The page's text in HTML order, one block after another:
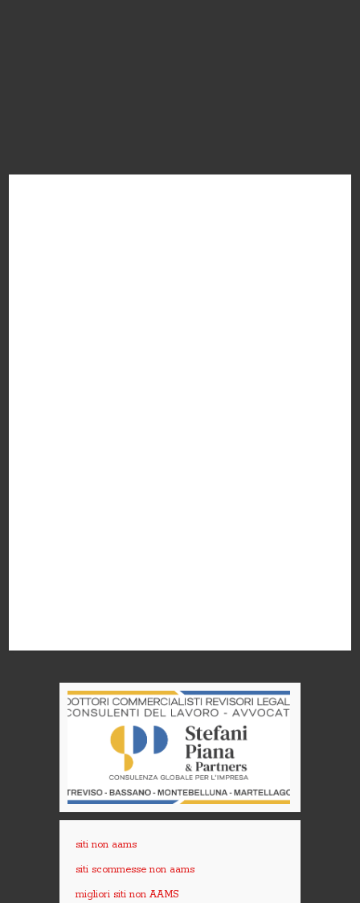
siti non aams
siti scommesse non aams
migliori siti non AAMS